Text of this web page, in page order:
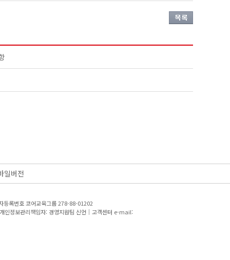
일버전
등록번호 코어교육그룹 278-88-01202
인정보관리책임자: 경영지원팀 신언｜고객센터 e-mail: